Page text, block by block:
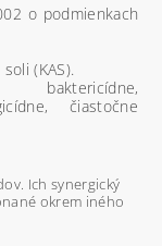
o podmienkach
(KAS).
čiastočne
Ich synergický
okrem iného